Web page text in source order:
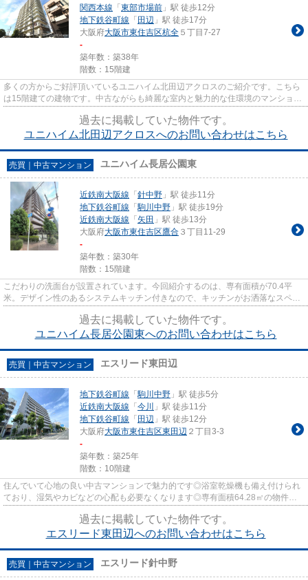
関西本線 「 東部市場前 」駅 徒歩12分
地下鉄谷町線 「 田辺 」駅 徒歩17分
大阪府大阪市東住吉区杭全 ５丁目7-27
-
築年数：築38年
階数：15階建
多くの方からご好評頂いているユニハイム北田辺アクロスのご紹介です。こちら
は15階建ての建物です。中古ながらも綺麗な室内と魅力的な住環境のマンション
過去に掲載していた物件です。
ユニハイム北田辺アクロスへのお問い合わせはこちら
売買｜中古マンション ユニハイム長居公園東
近鉄南大阪線 「 針中野 」駅 徒歩11分
地下鉄谷町線 「駒川中野 」駅 徒歩19分
近鉄南大阪線 「 矢田 」駅 徒歩13分
大阪府大阪市東住吉区鷹合 ３丁目11-29
-
築年数：築30年
階数：15階建
こだわりの洗面台が設置されています。今回紹介するのは、専有面積が70.4平
米。デザイン性のあるシステムキッチン付きなので、キッチンがお洒落なスペー
過去に掲載していた物件です。
ユニハイム長居公園東へのお問い合わせはこちら
売買｜中古マンション エスリード東田辺
地下鉄谷町線 「駒川中野 」駅 徒歩5分
近鉄南大阪線 「 今川
」駅 徒歩11分
地下鉄谷町線 「 田辺 」駅 徒歩12分
大阪府大阪市東住吉区東田辺 ２丁目3-3
-
築年数：築25年
階数：10階建
住んでいて心地の良い中古マンションで魅力的です◎浴室乾燥機も備え付けられ
ており、湿気やカビなどの心配も必要なくなります◎専有面積64.28㎡の物件は
過去に掲載していた物件です。
エスリード東田辺へのお問い合わせはこちら
売買｜中古マンション エスリード針中野